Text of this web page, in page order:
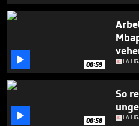
 00:59 LA
 00:58
So
LA